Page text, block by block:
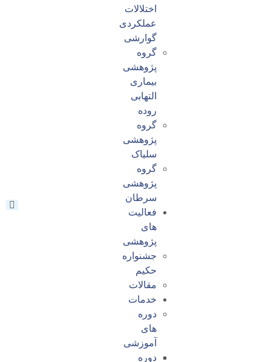
اختلالات
عملکردی
گوارشی
گروه
پژوهشی
بیماری
التهابی
روده
گروه
پژوهشی
سلیاک
گروه
پژوهشی
سرطان
فعالیت
های
پژوهشی
جشنواره
حکیم
مقالات
خدمات
دوره
های
آموزشی
دوره